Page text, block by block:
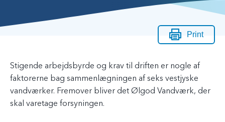
Print
Stigende arbejdsbyrde og krav til driften er nogle af
faktorerne bag sammenlægningen af seks vestjyske
vandværker. Fremover bliver det Ølgod Vandværk, der
skal varetage forsyningen.